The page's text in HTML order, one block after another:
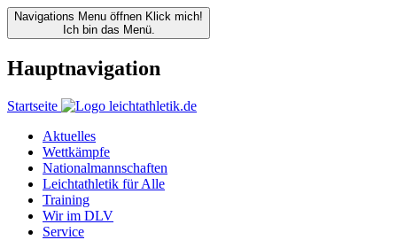
Navigations Menu öffnen Klick mich!
Ich bin das Menü.
Hauptnavigation
Startseite
Aktuelles
Wettkämpfe
Nationalmannschaften
Leichtathletik für Alle
Training
Wir im DLV
Service